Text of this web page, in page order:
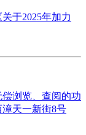
于2025年加力
浏览、查阅的功
天一新街8号